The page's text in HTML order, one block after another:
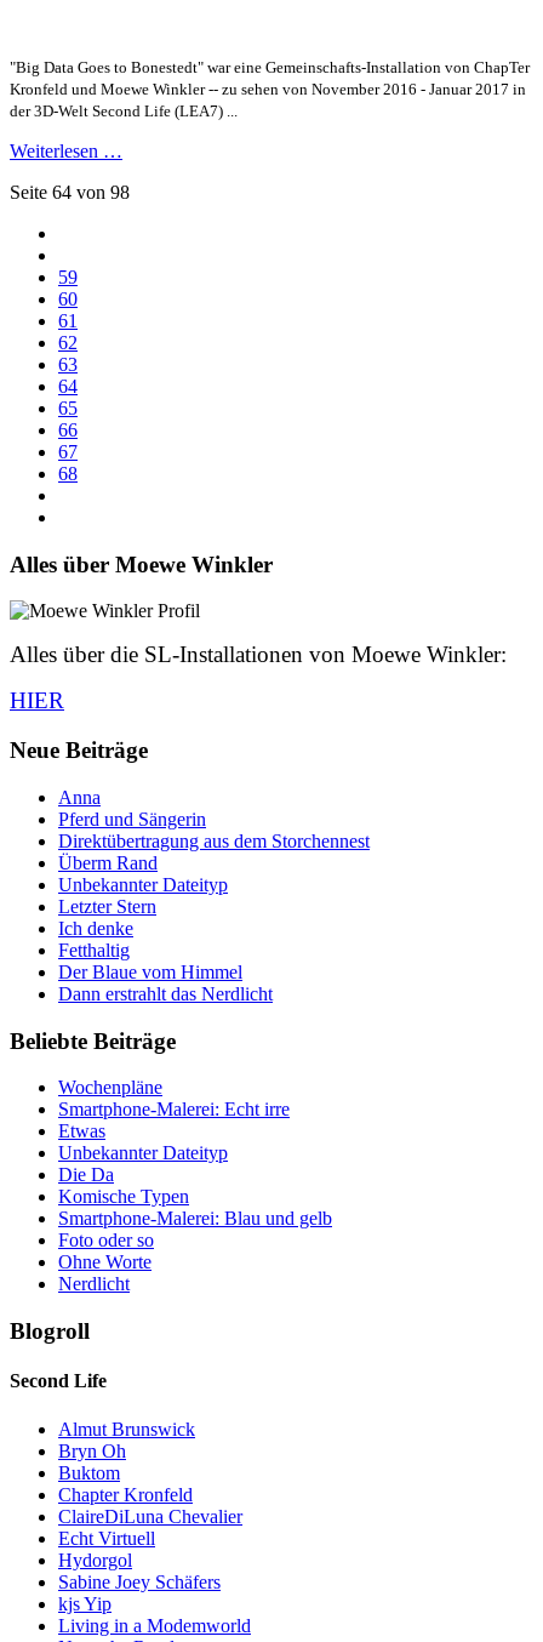
"Big Data Goes to Bonestedt" war eine Gemeinschafts-Installation von ChapTer
Kronfeld und Moewe Winkler -- zu sehen von November 2016 - Januar 2017 in
der 3D-Welt Second Life (LEA7) ...
Weiterlesen …
Seite 64 von 98
59
60
61
62
63
64
65
66
67
68
Alles über Moewe Winkler
Alles über die SL-Installationen von Moewe Winkler:
HIER
Neue Beiträge
Anna
Pferd und Sängerin
Direktübertragung aus dem Storchennest
Überm Rand
Unbekannter Dateityp
Letzter Stern
Ich denke
Fetthaltig
Der Blaue vom Himmel
Dann erstrahlt das Nerdlicht
Beliebte Beiträge
Wochenpläne
Smartphone-Malerei: Echt irre
Etwas
Unbekannter Dateityp
Die Da
Komische Typen
Smartphone-Malerei: Blau und gelb
Foto oder so
Ohne Worte
Nerdlicht
Blogroll
Second Life
Almut Brunswick
Bryn Oh
Buktom
Chapter Kronfeld
ClaireDiLuna Chevalier
Echt Virtuell
Hydorgol
Sabine Joey Schäfers
kjs Yip
Living in a Modemworld